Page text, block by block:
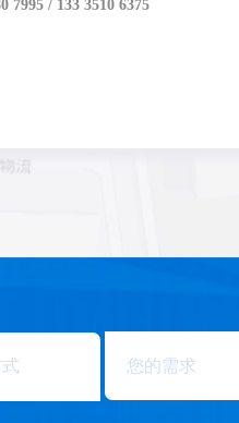
7995 / 133 3510 6375